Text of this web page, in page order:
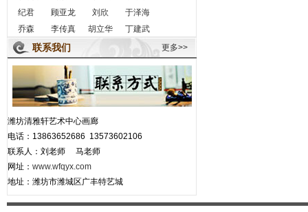
纪君
顾亚龙 刘欣
于泽海
乔森
李传真 胡立华 丁建武
联系我们 更多>>
潍坊清雅轩艺术中心画廊
电话：13863652686 13573602106
联系人：刘老师 马老师
网址： www.wfqyx.com
地址：潍坊市潍城区广丰特艺城